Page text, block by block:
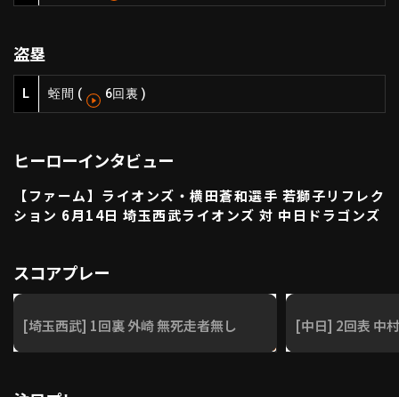
ファーム西地区
福岡ソフトバンクホークス
設定
盗塁
L 蛭間 ( 6回裏 )
ヒーローインタビュー
【ファーム】ライオンズ・横田蒼和選手 若獅子リフレク
ション 6月14日 埼玉西武ライオンズ 対 中日ドラゴンズ
スコアプレー
[埼玉西武] 1回裏 外崎 無死走者無し [中日] 2回表 中